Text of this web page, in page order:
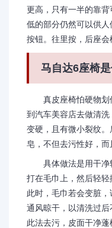
更高，只有一半的靠
低的部分仍然可以供
按钮。往里按，后座会
马自达6座椅
真皮座椅怕硬物划
到汽车美容店去做清
变硬，且有微小裂纹
皂，不但去污性好，而
具体做法是用干净
打在毛巾上，然后轻轻
此时，毛巾若会变脏
通风晾干，以清洗过后
此法去污，皮面干净蓬